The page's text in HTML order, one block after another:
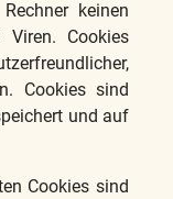
keinen
Cookies
Cookies sind
und auf
Cookies sind